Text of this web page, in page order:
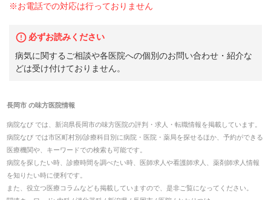
※お電話での対応は行っておりません
必ずお読みください
病気に関するご相談や各医院への個別のお問い合わせ・紹介な
どは受け付けておりません。
長岡市の味方医院情報
病院なび では、 新潟県長岡市の味方医院の評判・求人・転職情報を掲載しています。
病院なび では市区町村別/診療科目別に病院・医院・薬局を探せるほか、予約ができる
医療機関や、キーワードでの検索も可能です。
病院を探したい時、診療時間を調べたい時、医師求人や看護師求人、薬剤師求人情報
を知りたい時に便利です。
また、役立つ医療コラムなども掲載していますので、是非ご覧になってください。